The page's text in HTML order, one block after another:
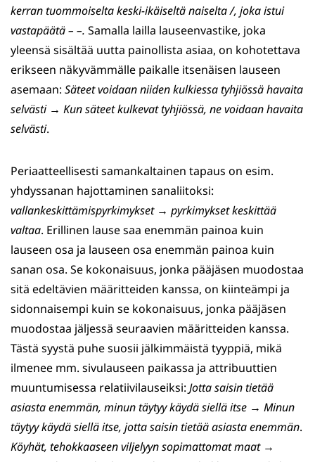
kerran tuommoiselta keski-ikäiseltä naiselta /, joka istui
vastapäätä – –. Samalla lailla lauseenvastike, joka
yleensä sisältää uutta painollista asiaa, on kohotettava
erikseen näkyvämmälle paikalle itsenäisen lauseen
asemaan: Säteet voidaan niiden kulkiessa tyhjiössä havaita
selvästi → Kun säteet kulkevat tyhjiössä, ne voidaan havaita
selvästi.
Periaatteellisesti samankaltainen tapaus on esim.
yhdyssanan hajottaminen sanaliitoksi:
vallankeskittämispyrkimykset → pyrkimykset keskittää
valtaa. Erillinen lause saa enemmän painoa kuin
lauseen osa ja lauseen osa enemmän painoa kuin
sanan osa. Se kokonaisuus, jonka pääjäsen muodostaa
sitä edeltävien määritteiden kanssa, on kiinteämpi ja
sidonnaisempi kuin se kokonaisuus, jonka pääjäsen
muodostaa jäljessä seuraavien määritteiden kanssa.
Tästä syystä puhe suosii jälkimmäistä tyyppiä, mikä
ilmenee mm. sivulauseen paikassa ja attribuuttien
muuntumisessa relatiivilauseiksi: Jotta saisin tietää
asiasta enemmän, minun täytyy käydä siellä itse → Minun
täytyy käydä siellä itse, jotta saisin tietää asiasta enemmän.
Köyhät, tehokkaaseen viljelyyn sopimattomat maat →